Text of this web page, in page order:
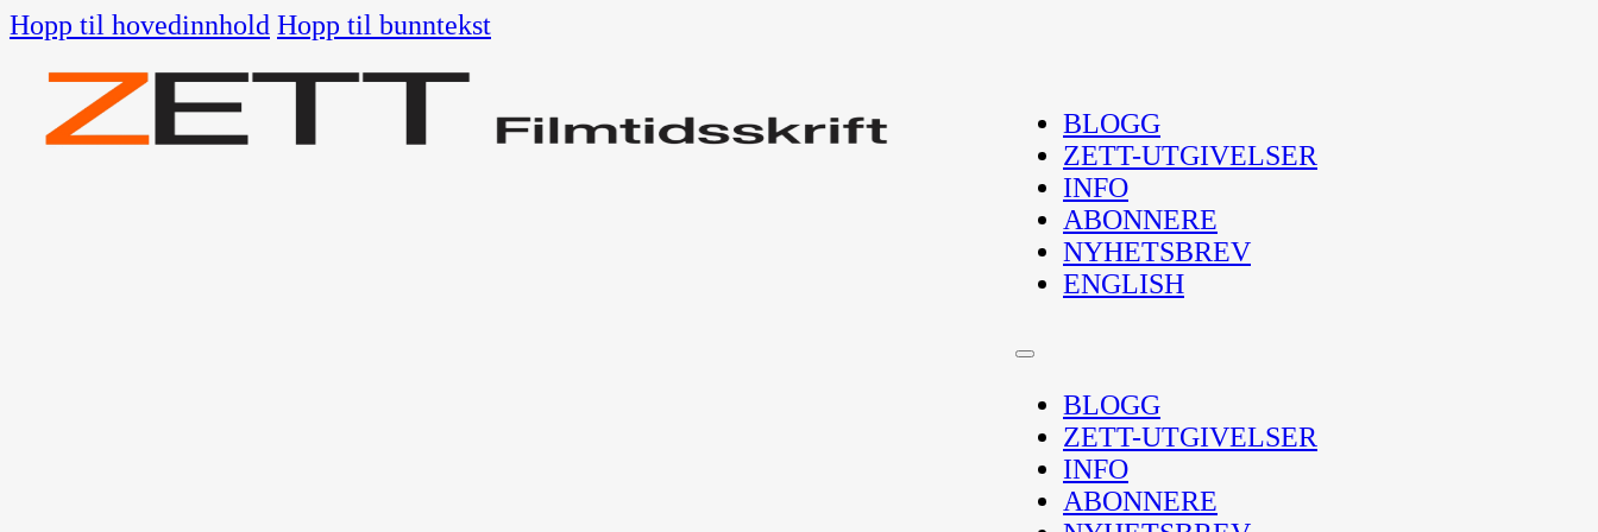
Hopp til hovedinnhold Hopp til bunntekst
BLOGG
ZETT-UTGIVELSER
INFO
ABONNERE
NYHETSBREV
ENGLISH
BLOGG
ZETT-UTGIVELSER
INFO
ABONNERE